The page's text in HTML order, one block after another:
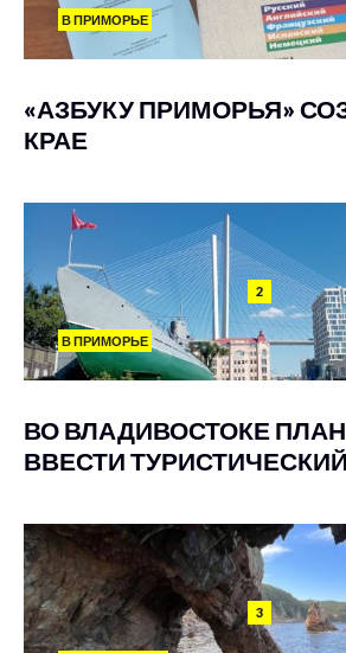
В ПРИМОРЬЕ
«АЗБУКУ ПРИМОРЬЯ»
КРАЕ
2
В ПРИМОРЬЕ
ВО ВЛАДИВОСТОКЕ
ВВЕСТИ
3